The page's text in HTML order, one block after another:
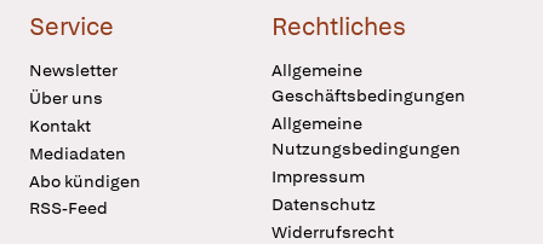
Service
Newsletter
Über uns
Kontakt
Mediadaten
Abo kündigen
RSS-Feed
Rechtliches
Allgemeine
Geschäftsbedingungen
Allgemeine
Nutzungsbedingungen
Impressum
Datenschutz
Widerrufsrecht